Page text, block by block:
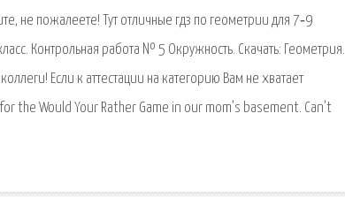
не пожалеете! Тут отличные гдз по геометрии для 7‐9
Контрольная работа № 5 Окружность. Скачать: Геометрия.
Если к аттестации на категорию Вам не хватает
the Would Your Rather Game in our mom’s basement. Can’t